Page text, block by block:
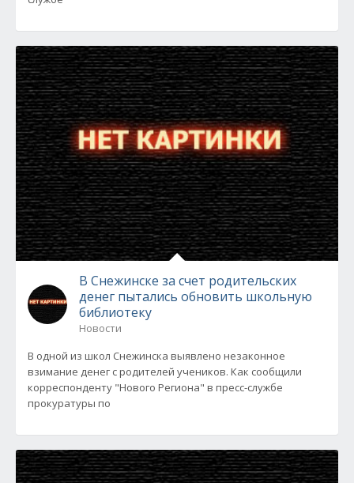
В Снежинске за счет родительских
денег пытались обновить школьную
библиотеку
Новости
В одной из школ Снежинска выявлено незаконное
взимание денег с родителей учеников. Как сообщили
корреспонденту "Нового Региона" в пресс-службе
прокуратуры по